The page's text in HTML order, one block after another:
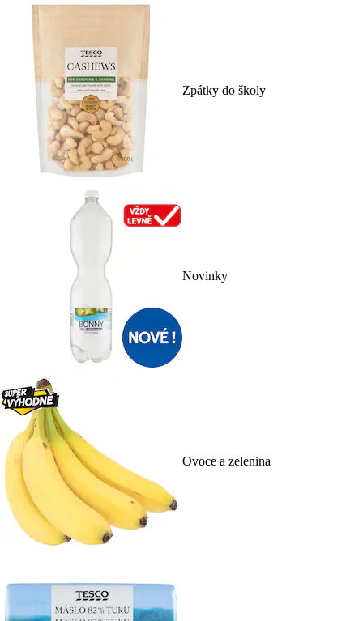
Zpátky do školy
Novinky
Ovoce a zelenina